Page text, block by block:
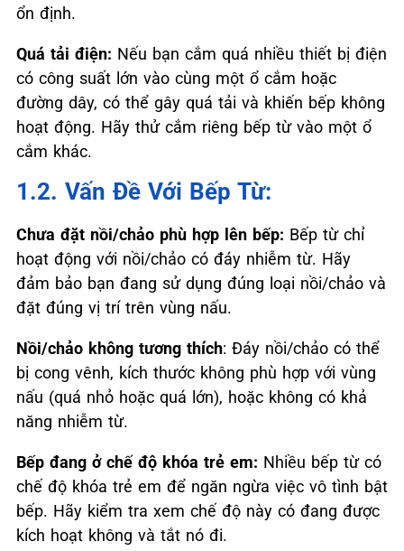
ổn định.
Quá tải điện: Nếu bạn cắm quá nhiều thiết bị điện
có công suất lớn vào cùng một ổ cắm hoặc
đường dây, có thể gây quá tải và khiến bếp không
hoạt động. Hãy thử cắm riêng bếp từ vào một ổ
cắm khác.
1.2. Vấn Đề Với Bếp Từ:
Chưa đặt nồi/chảo phù hợp lên bếp: Bếp từ chỉ
hoạt động với nồi/chảo có đáy nhiễm từ. Hãy
đảm bảo bạn đang sử dụng đúng loại nồi/chảo và
đặt đúng vị trí trên vùng nấu.
Nồi/chảo không tương thích: Đáy nồi/chảo có thể
bị cong vênh, kích thước không phù hợp với vùng
nấu (quá nhỏ hoặc quá lớn), hoặc không có khả
năng nhiễm từ.
Bếp đang ở chế độ khóa trẻ em: Nhiều bếp từ có
chế độ khóa trẻ em để ngăn ngừa việc vô tình bật
bếp. Hãy kiểm tra xem chế độ này có đang được
kích hoạt không và tắt nó đi.